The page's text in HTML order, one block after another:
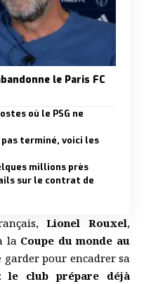
le Paris FC
où le PSG ne
pas terminé, voici les
millions près
sur le contrat de
Lionel Rouxel,
la Coupe du monde au
garder pour encadrer sa
:le club prépare déjà